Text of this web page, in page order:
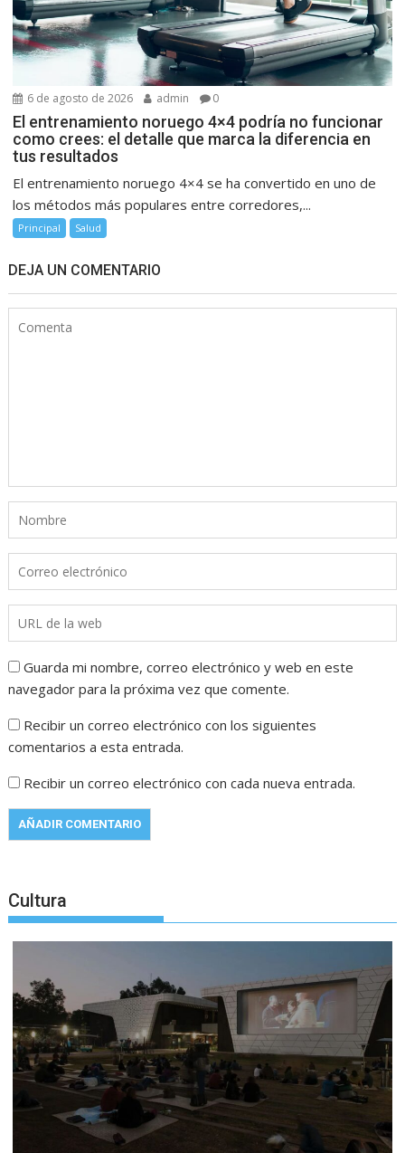
6 de agosto de 2026 admin 0
El entrenamiento noruego 4×4 podría no funcionar
como crees: el detalle que marca la diferencia en
tus resultados
El entrenamiento noruego 4×4 se ha convertido en uno de
los métodos más populares entre corredores,...
Principal Salud
DEJA UN COMENTARIO
Guarda mi nombre, correo electrónico y web en este
navegador para la próxima vez que comente.
Recibir un correo electrónico con los siguientes
comentarios a esta entrada.
Recibir un correo electrónico con cada nueva entrada.
Cultura